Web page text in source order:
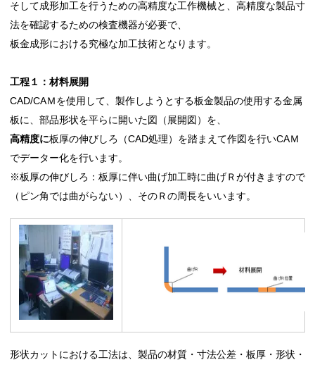
そして成形加工を行うための高精度な工作機械と、高精度な製品寸
法を確認するための検査機器が必要で、
板金成形における究極な加工技術となります。
工程１：材料展開
CAD/CAＭを使用して、製作しようとする板金製品の使用する金属
板に、部品形状を平らに開いた図（展開図）を、
高精度に板厚の伸びしろ（CAD処理）を踏まえて作図を行いCAＭ
でデーター化を行います。
※板厚の伸びしろ：板厚に伴い曲げ加工時に曲げＲが付きますので
（ピン角では曲がらない）、そのＲの周長をいいます。
形状カットにおける工法は、製品の材質・寸法公差・板厚・形状・